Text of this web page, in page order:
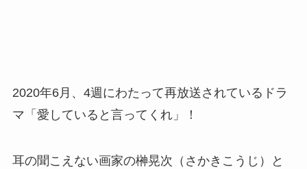
2020年6月、4週にわたって再放送されているドラ
マ「愛していると言ってくれ」！
耳の聞こえない画家の榊晃次（さかきこうじ）と